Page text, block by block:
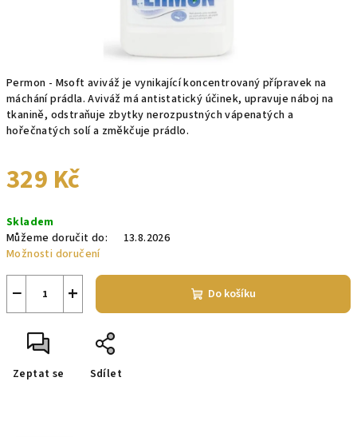
Permon - Msoft aviváž je vynikající koncentrovaný přípravek na
máchání prádla. Aviváž má antistatický účinek, upravuje náboj na
tkanině, odstraňuje zbytky nerozpustných vápenatých a
hořečnatých solí a změkčuje prádlo.
329 Kč
cena:
Skladem
Můžeme doručit do:
13.8.2026
Možnosti doručení
+
− Do košíku
Zeptat se Sdílet